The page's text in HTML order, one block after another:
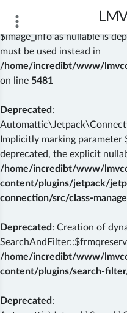
Deprecated
:
$image_info as nullable is
must be used instead in
/home/incredibt/www/
on line 5481
Deprecated :
Implicitly marking parameter
deprecated, the explicit
/home/incredibt/www/
content/plugins/jetpack/
connection/src/class-
Deprecated : Creation of
/home/incredibt/www/
content/plugins/search-
Deprecated :